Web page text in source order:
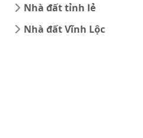
Nhà đất tỉnh lẻ
Nhà đất Vĩnh Lộc